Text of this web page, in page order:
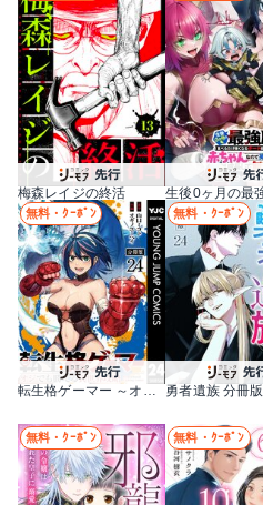
梅森レイジの終活
無料・ｸｰﾎﾟﾝ
転生格ゲーマー ～オジでも勝てる異世界攻略～ 分冊版
無料・ｸｰﾎﾟﾝ
勇者遺族 分冊版
無料・ｸｰﾎﾟﾝ 無料・ｸｰﾎﾟﾝ